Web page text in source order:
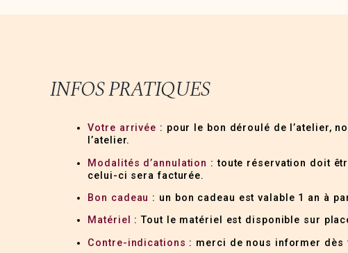
INFOS PRATIQUES
Votre arrivée : pour le bon déroulé de l’atelier,
l’atelier.
Modalités d’annulation : toute réservation doit
celui-ci sera facturée.
Bon cadeau : un bon cadeau est valable 1 an à
Matériel : Tout le matériel est disponible sur
Contre-indications : merci de nous informer dès